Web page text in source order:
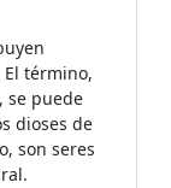
término,
se puede
dioses de
son seres